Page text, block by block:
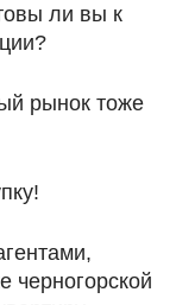
ли вы к
рынок тоже
черногорской